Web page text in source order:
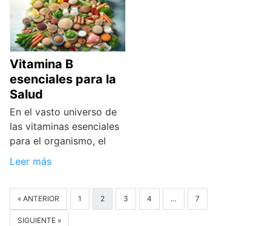
Vitamina B
esenciales para la
Salud
En el vasto universo de
las vitaminas esenciales
para el organismo, el
Leer más
« ANTERIOR 1 2 3 4 … 7
SIGUIENTE »